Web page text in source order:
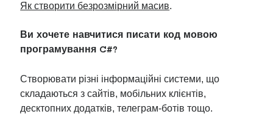
Як створити безрозмірний масив.
Ви хочете навчитися писати код мовою
програмування C#?
Створювати різні інформаційні системи, що
складаються з сайтів, мобільних клієнтів,
десктопних додатків, телеграм-ботів тощо.